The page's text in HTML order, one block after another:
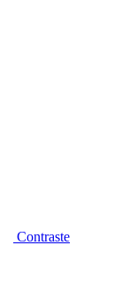
Contraste